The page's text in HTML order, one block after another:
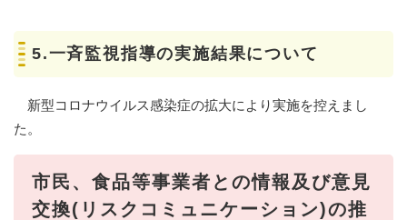
5.一斉監視指導の実施結果について
新型コロナウイルス感染症の拡大により実施を控えまし
た。
市民、食品等事業者との情報及び意見
交換(リスクコミュニケーション)の推